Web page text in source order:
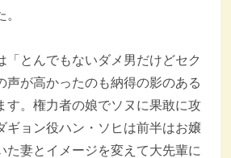
とんでもないダメ男だけどセク
声が高かったのも納得の影のある
す。権力者の娘でソヌに果敢に攻
ギョン役ハン・ソヒは前半はお嬢
た妻とイメージを変えて大先輩に